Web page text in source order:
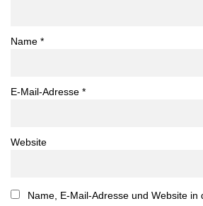
Name *
E-Mail-Adresse *
Website
Name, E-Mail-Adresse und Website in